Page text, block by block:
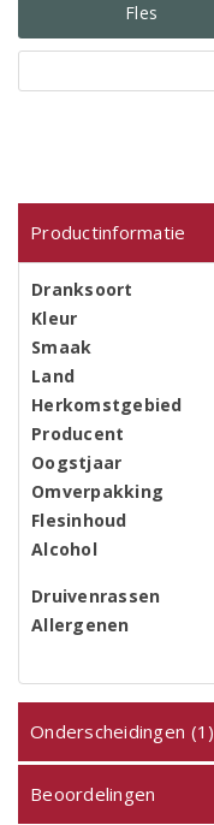
Fles
Productinformatie
Dranksoort
Kleur
Smaak
Land
Herkomstgebied
Producent
Oogstjaar
Omverpakking
Flesinhoud
Alcohol
Druivenrassen
Allergenen
Onderscheidingen (1)
Beoordelingen